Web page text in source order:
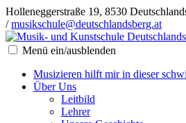
Holleneggerstraße 19, 8530
/musikschule@deutschlandsberg.at
Menü ein/ausblenden
Musizieren hilft mir in dieser
Über Uns
Leitbild
Lehrer